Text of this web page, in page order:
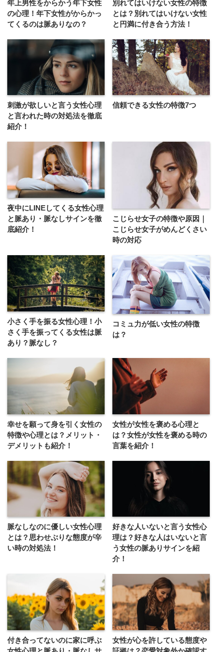
年上男性をからかう年下女性
の心理！年下女性がからかっ
てくるのは脈ありなの？
別れてはいけない女性の特徴
とは？別れてはいけない女性
と円満に付き合う方法！
刺激が欲しいと言う女性心理
と言われた時の対処法を徹底
紹介！
信頼できる女性の特徴7つ
夜中にLINEしてくる女性心理
と脈あり・脈なしサインを徹
底紹介！
こじらせ女子の特徴や原因｜
こじらせ女子がめんどくさい
時の対応
小さく手を振る女性心理！小
さく手を振ってくる女性は脈
あり？脈なし？
コミュ力が低い女性の特徴
は？
幸せを願って身を引く女性の
特徴や心理とは？メリット・
デメリットも紹介！
女性が女性を褒める心理と
は？女性が女性を褒める時の
言葉を紹介！
脈なしなのに優しい女性心理
とは？思わせぶりな態度が辛
い時の対処法！
好きな人いないと言う女性心
理は？好きな人はいないと言
う女性の脈ありサインを紹
介！
付き合ってないのに家に呼ぶ
女性が心を許している態度や